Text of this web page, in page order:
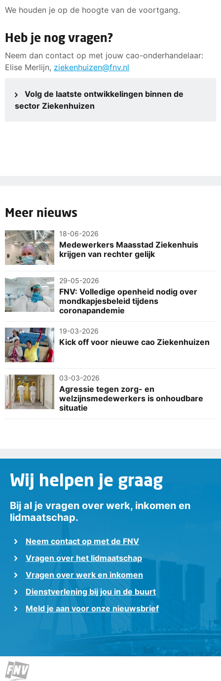
We houden je op de hoogte van de voortgang.
Heb je nog vragen?
Neem dan contact op met jouw cao-onderhandelaar:
Elise Merlijn, ziekenhuizen@fnv.nl
Volg de laatste ontwikkelingen binnen de
sector Ziekenhuizen
Meer nieuws
18-06-2026
Medewerkers Maasstad Ziekenhuis
krijgen van rechter gelijk
29-05-2026
FNV: Volledige openheid nodig over
mondkapjesbeleid tijdens
coronapandemie
19-03-2026
Kick off voor nieuwe cao Ziekenhuizen
03-03-2026
Agressie tegen zorg- en
welzijnsmedewerkers is onhoudbare
situatie
Wij helpen je graag
Bij al je vragen over werk, inkomen en
lidmaatschap.
Neem contact op met de FNV
Vragen over het lidmaatschap
Vragen over werk en inkomen
Dienstverlening bij jou in de buurt
Meld je aan voor onze nieuwsbrief